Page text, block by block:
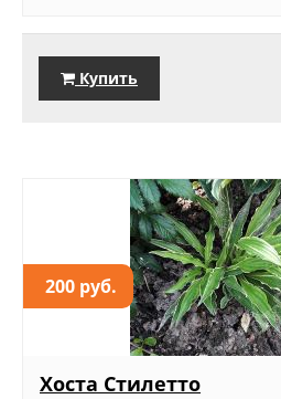
Купить
200 руб.
Хоста Стилетто